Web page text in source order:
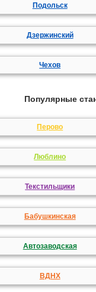
Подольск
Дзержинский
Чехов
Популярные
Перово
Люблино
Текстильщики
Бабушкинская
Автозаводская
ВДНХ